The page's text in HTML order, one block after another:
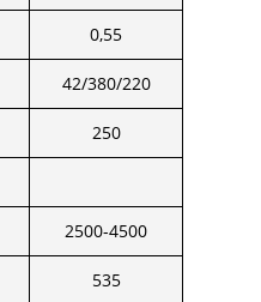
0,55
42/380/220
250
2500-4500
535